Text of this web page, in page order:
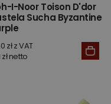
I-Noor Toison D'dor
Sucha Byzantine
zł z VAT
zł netto